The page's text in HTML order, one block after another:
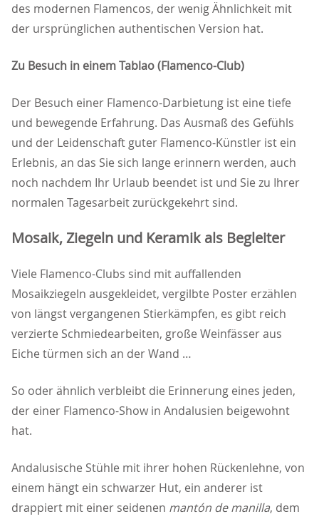
des modernen Flamencos, der wenig Ähnlichkeit mit
der ursprünglichen authentischen Version hat.
Zu Besuch in einem Tablao (Flamenco-Club)
Der Besuch einer Flamenco-Darbietung ist eine tiefe
und bewegende Erfahrung. Das Ausmaß des Gefühls
und der Leidenschaft guter Flamenco-Künstler ist ein
Erlebnis, an das Sie sich lange erinnern werden, auch
noch nachdem Ihr Urlaub beendet ist und Sie zu Ihrer
normalen Tagesarbeit zurückgekehrt sind.
Mosaik, Ziegeln und Keramik als Begleiter
Viele Flamenco-Clubs sind mit auffallenden
Mosaikziegeln ausgekleidet, vergilbte Poster erzählen
von längst vergangenen Stierkämpfen, es gibt reich
verzierte Schmiedearbeiten, große Weinfässer aus
Eiche türmen sich an der Wand
So oder ähnlich verbleibt die Erinnerung eines jeden,
der einer Flamenco-Show in Andalusien beigewohnt
hat.
Andalusische Stühle mit ihrer hohen Rückenlehne, von
einem hängt ein schwarzer Hut, ein anderer ist
drappiert mit einer seidenen mantón de manilla, dem